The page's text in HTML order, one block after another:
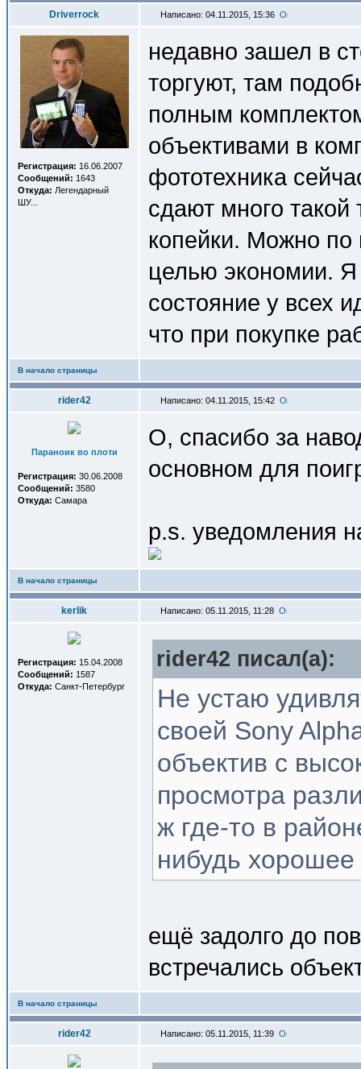
Driverrock Написано: 04.11.2015, 15:36
Регистрация: 16.06.2007
Сообщений: 1643
Откуда: Легендарный
ШУ...
недавно зашел в
торгуют, там
полным
объективами в
фототехника
сдают много
копейки. Можно по
целью экономии. Я
состояние у всех
что при покупке
В начало страницы
rider42 Написано: 04.11.2015, 15:42
Параноик во плоти
Регистрация: 30.06.2008
Сообщений: 3580
Откуда: Самара
О, спасибо за
основном для
p.s. уведомления
В начало страницы
kerlik Написано: 05.11.2015, 11:28
Регистрация: 15.04.2008
Сообщений: 1587
Откуда: Санкт-Петербург
rider42 писал(a):
Не устаю
своей Sony
объектив с
просмотра
ж где-то в
нибудь
ещё задолго до
встречались
В начало страницы
rider42 Написано: 05.11.2015, 11:39